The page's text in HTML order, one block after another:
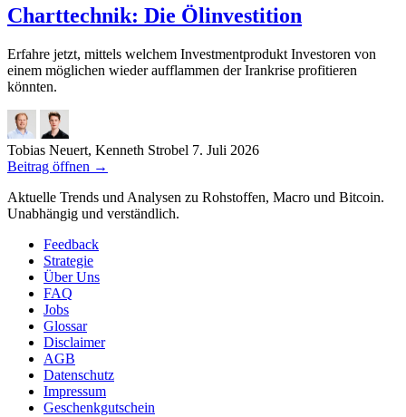
Charttechnik: Die Ölinvestition
Erfahre jetzt, mittels welchem Investmentprodukt Investoren von
einem möglichen wieder aufflammen der Irankrise profitieren
könnten.
Tobias Neuert, Kenneth Strobel 7. Juli 2026
Beitrag öffnen →
Aktuelle Trends und Analysen zu Rohstoffen, Macro und Bitcoin.
Unabhängig und verständlich.
Feedback
Strategie
Über Uns
FAQ
Jobs
Glossar
Disclaimer
AGB
Datenschutz
Impressum
Geschenkgutschein